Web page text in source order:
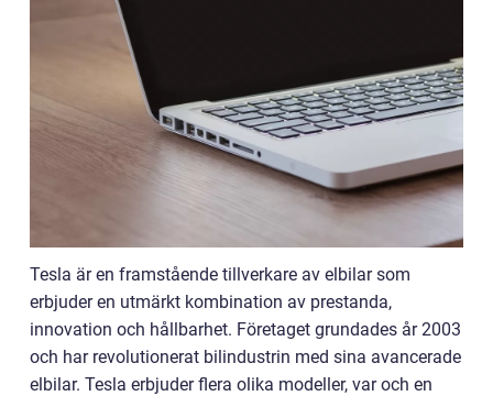
Tesla är en framstående tillverkare av elbilar som
erbjuder en utmärkt kombination av prestanda,
innovation och hållbarhet. Företaget grundades år 2003
och har revolutionerat bilindustrin med sina avancerade
elbilar. Tesla erbjuder flera olika modeller, var och en